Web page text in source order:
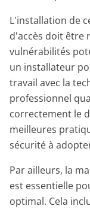
L'installation de
d'accès doit être
vulnérabilités
un installateur
travail avec la
professionnel
correctement le
meilleures
sécurité à
Par ailleurs, la
est essentielle
optimal. Cela